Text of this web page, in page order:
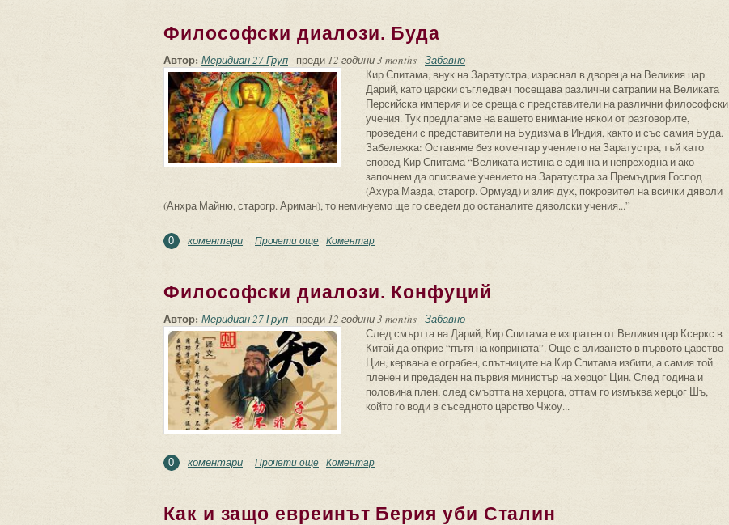
Философски диалози. Буда
Автор: Меридиан 27 Груп преди 12 години 3 months Забавно
Кир Спитама, внук на Заратустра, израснал в двореца на Великия цар
Дарий, като царски съгледвач посещава различни сатрапии на Великата
Персийска империя и се среща с представители на различни философски
учения. Тук предлагаме на вашето внимание някои от разговорите,
проведени с представители на Будизма в Индия, както и със самия Буда.
Забележка: Оставяме без коментар учението на Заратустра, тъй като
според Кир Спитама “Великата истина е единна и непреходна и ако
започнем да описваме учението на Заратустра за Премъдрия Господ
(Ахура Мазда, старогр. Ормузд) и злия дух, покровител на всички дяволи
(Анхра Майню, старогр. Ариман), то неминуемо ще го сведем до останалите дяволски учения...”
0 коментари Прочети още about Философски диалози. Буда
Коментар
Философски диалози. Конфуций
Автор: Меридиан 27 Груп преди 12 години 3 months Забавно
След смъртта на Дарий, Кир Спитама е изпратен от Великия цар Ксеркс в
Китай да открие “пътя на коприната”. Още с влизането в първото царство
Цин, кервана е ограбен, спътниците на Кир Спитама избити, а самия той
пленен и предаден на първия министър на херцог Цин. След година и
половина плен, след смъртта на херцога, оттам го измъква херцог Шъ,
който го води в съседното царство Чжоу...
0 коментари Прочети още about Философски диалози. Конфуций
Коментар
Как и защо евреинът Берия уби Сталин